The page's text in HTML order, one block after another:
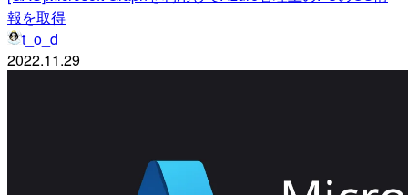
報を取得
t_o_d
2022.11.29